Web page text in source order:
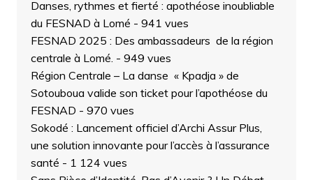
Danses, rythmes et fierté : apothéose inoubliable
du FESNAD à Lomé - 941 vues
FESNAD 2025 : Des ambassadeurs de la région
centrale à Lomé. - 949 vues
Région Centrale – La danse « Kpadja » de
Sotouboua valide son ticket pour l’apothéose du
FESNAD - 970 vues
Sokodé : Lancement officiel d’Archi Assur Plus,
une solution innovante pour l’accès à l’assurance
santé - 1 124 vues